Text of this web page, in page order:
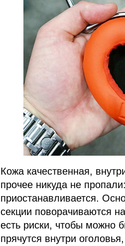
Кожа качественная,
прочее никуда не
приостанавливается.
секции поворачиваются
есть риски, чтобы можно
прячутся внутри